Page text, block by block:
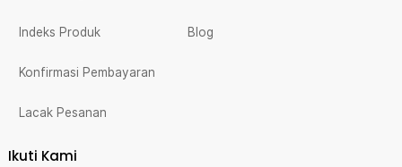
Indeks Produk
Konfirmasi Pembayaran
Lacak Pesanan
Blog
Ikuti Kami